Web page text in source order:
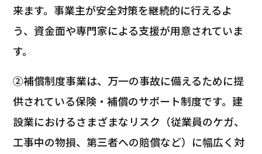
来ます。事業主が安全対策を継続的に行えるよ
う、資金面や専門家による支援が用意されていま
す。
②補償制度事業は、万一の事故に備えるために提
供されている保険・補償のサポート制度です。建
設業におけるさまざまなリスク（従業員のケガ、
工事中の物損、第三者への賠償など）に幅広く対